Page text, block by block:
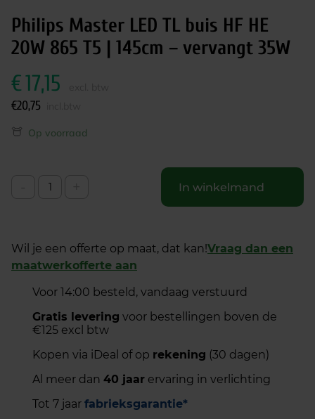
Philips Master LED TL buis HF HE
20W 865 T5 | 145cm – vervangt 35W
€17,15
€20,75
Op voorraad
In winkelmand
Wil je een offerte op maat, dat kan!Vraag dan een
maatwerkofferte aan
Voor 14:00 besteld, vandaag verstuurd
Gratis levering voor bestellingen boven de
€125 excl btw
Kopen via iDeal of op rekening (30 dagen)
Al meer dan 40 jaar ervaring in verlichting
Tot 7 jaar fabrieksgarantie*